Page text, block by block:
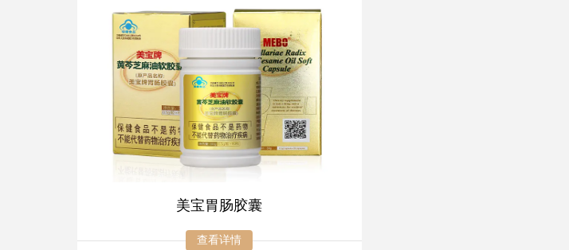
美宝胃肠胶囊
查看详情